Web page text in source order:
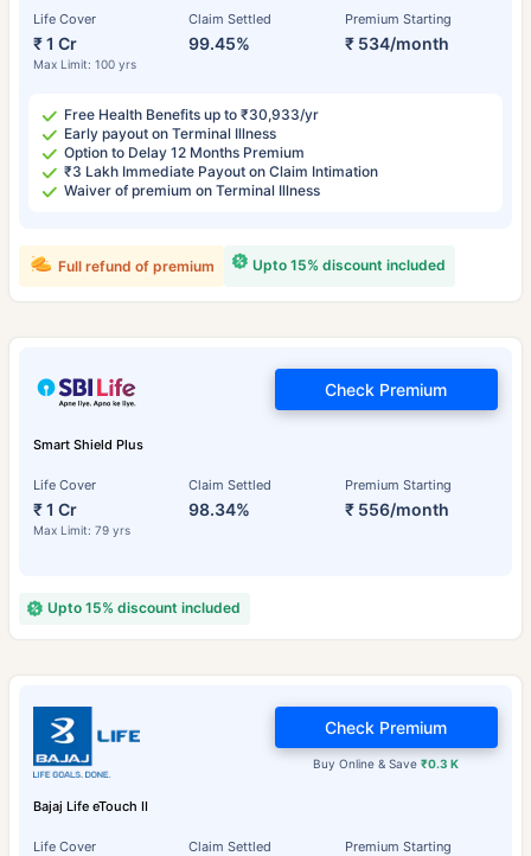
Life Cover
₹ 1 Cr
Max Limit: 100 yrs
Claim Settled
99.45%
Premium Starting
₹ 534/month
Free Health Benefits up to ₹30,933/yr
Early payout on Terminal Illness
Option to Delay 12 Months Premium
₹3 Lakh Immediate Payout on Claim Intimation
Waiver of premium on Terminal Illness
Upto 15% discount included
Full refund of premium
Smart Shield Plus
Life Cover
₹ 1 Cr
Max Limit: 79 yrs
Claim Settled
98.34%
Premium Starting
₹ 556/month
Check Premium
Upto 15% discount included
Bajaj Life eTouch II
Life Cover Claim Settled Premium Starting
Buy Online & Save₹0.3 K
Check Premium